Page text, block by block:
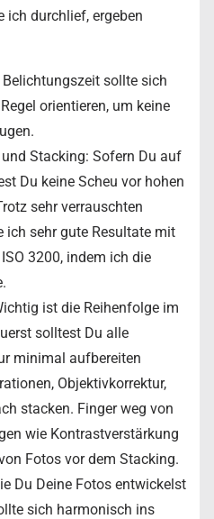
ich durchlief, ergeben
sollte sich
orientieren, um keine
Stacking: Sofern Du auf
Du keine Scheu vor hohen
sehr verrauschten
ich sehr gute Resultate mit
3200, indem ich die
ist die Reihenfolge im
solltest Du alle
minimal aufbereiten
Objektivkorrektur,
stacken. Finger weg von
wie Kontrastverstärkung
Fotos vor dem Stacking.
Du Deine Fotos entwickelst
sich harmonisch ins